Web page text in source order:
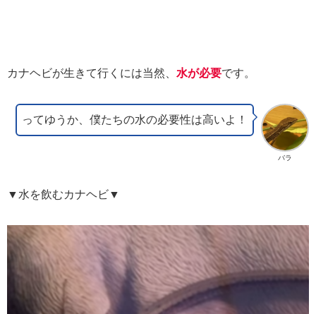
カナヘビが生きて行くには当然、 水が必要です。
バラ
ってゆうか、僕たちの水の必要性は高いよ！
▼水を飲むカナヘビ▼